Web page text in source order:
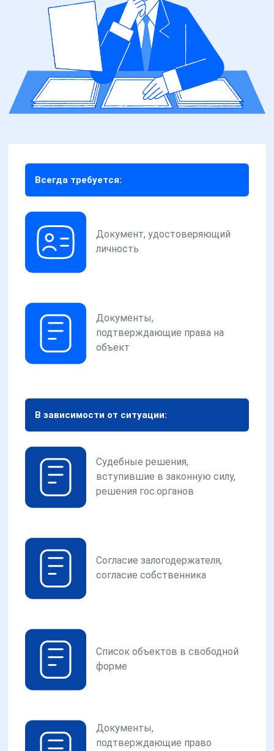
Всегда требуется:
Документ, удостоверяющий
личность
Документы,
подтверждающие права на
объект
В зависимости от ситуации:
Судебные решения,
вступившие в законную силу,
решения гос.органов
Согласие залогодержателя,
согласие собственника
Список объектов в свободной
форме
Документы,
подтверждающие право